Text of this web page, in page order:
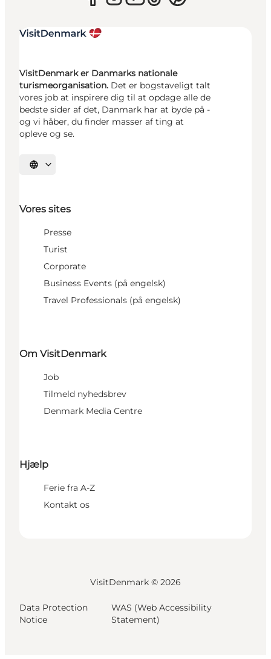
VisitDenmark er Danmarks nationale
turismeorganisation. Det er bogstaveligt talt
vores job at inspirere dig til at opdage alle de
bedste sider af det, Danmark har at byde på -
og vi håber, du finder masser af ting at
opleve og se.
Vælg sprog
Vores sites
Presse
Turist
Corporate
Business Events (på engelsk)
Travel Professionals (på engelsk)
Om VisitDenmark
Job
Tilmeld nyhedsbrev
Denmark Media Centre
Hjælp
Ferie fra A-Z
Kontakt os
VisitDenmark © 2026
Data Protection
Notice
WAS (Web Accessibility
Statement)